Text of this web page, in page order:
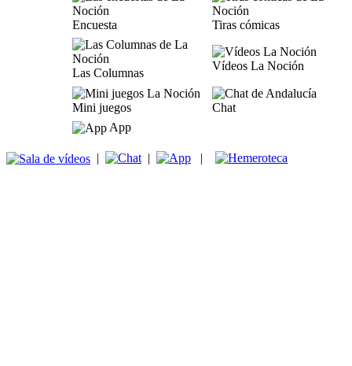
Encuesta Tiras cómicas
Las Columnas
Vídeos La Noción
Mini juegos
Chat
App
| | |